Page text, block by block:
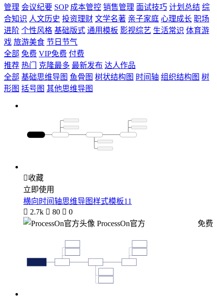
管理 会议纪要 SOP 成本管控 销售管理 面试技巧 计划总结 综
合知识 人文历史 投资理财 文学名著 亲子家庭 心理成长 职场
进阶 个性风格 基础版式 通用模板 影视综艺 生活常识 体育游
戏 旅游美食 节日节气
全部 免费 VIP免费 付费
推荐 热门 克隆最多 最新发布 达人作品
全部 基础思维导图 鱼骨图 树状结构图 时间轴 组织结构图 树
形图 括号图 其他思维导图
收藏
立即使用
横向时间轴思维导图样式模板11
 2.7k  80  0
ProcessOn官方
免费